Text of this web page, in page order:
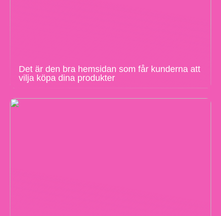
Det är den bra hemsidan som får kunderna att
vilja köpa dina produkter